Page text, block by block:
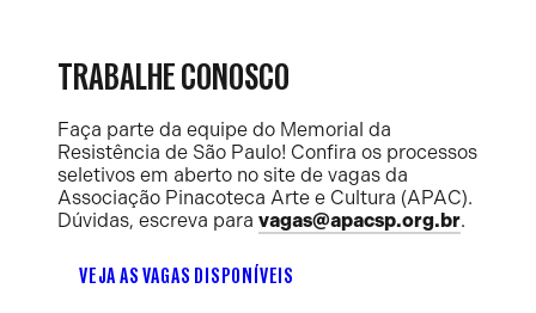
TRABALHE CONOSCO
Faça parte da equipe do Memorial da
Resistência de São Paulo! Confira os processos
seletivos em aberto no site de vagas da
Associação Pinacoteca Arte e Cultura (APAC).
Dúvidas, escreva para vagas@apacsp.org.br.
VEJA AS VAGAS DISPONÍVEIS